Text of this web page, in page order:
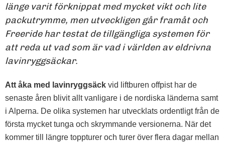
länge varit förknippat med mycket vikt och lite
packutrymme, men utveckligen går framåt och
Freeride har testat de tillgängliga systemen för
att reda ut vad som är vad i världen av eldrivna
lavinryggsäckar.
Att åka med lavinryggsäck vid liftburen offpist har de
senaste åren blivit allt vanligare i de nordiska länderna samt
i Alperna. De olika systemen har utvecklats ordentligt från de
första mycket tunga och skrymmande versionerna. När det
kommer till längre toppturer och turer över flera dagar mellan